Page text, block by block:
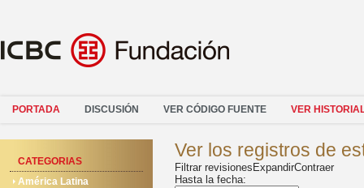
PORTADA DISCUSIÓN VER CÓDIGO FUENTE VER
CATEGORIAS
América Latina
Ver los registros de
Filtrar revisiones ExpandirContraer
Hasta la fecha: